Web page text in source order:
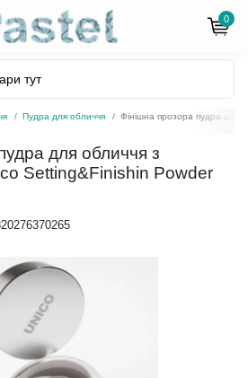
0
Пудра для обличчя Фінішна прозора пудра для
для обличчя з
Setting&Finishin Powder